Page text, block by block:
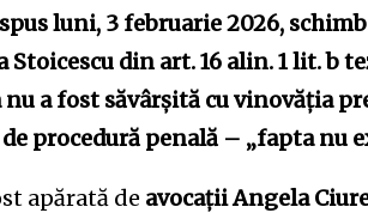
luni, 3 februarie 2026,
din art. 16 alin. 1 lit. b
a fost săvârșită cu vinovăția
procedură penală – „fapta nu
apărată de avocații Angela